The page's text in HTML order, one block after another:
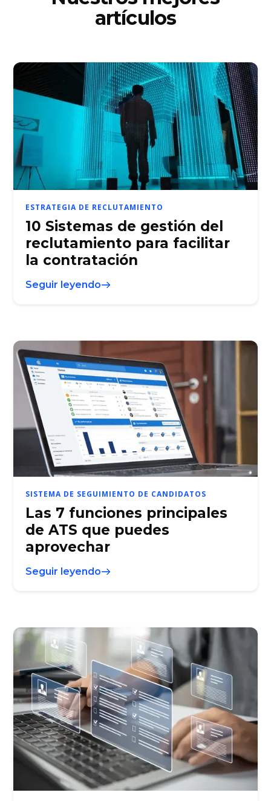
artículos
ESTRATEGIA DE RECLUTAMIENTO
10 Sistemas de gestión del
reclutamiento para facilitar
la contratación
Seguir leyendo
SISTEMA DE SEGUIMIENTO DE CANDIDATOS
Las 7 funciones principales
de ATS que puedes
aprovechar
Seguir leyendo